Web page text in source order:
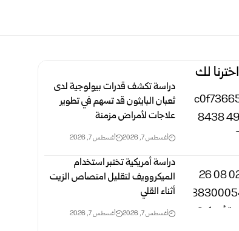
اخترنا لك
دراسة تكشف قدرات بيولوجية لدى
ثعبان البايثون قد تسهم في تطوير
علاجات لأمراض مزمنة
أغسطس 7, 2026 أغسطس 7, 2026
دراسة أمريكية تختبر استخدام
الميكروويف لتقليل امتصاص الزيت
أثناء القلي
أغسطس 7, 2026 أغسطس 7, 2026